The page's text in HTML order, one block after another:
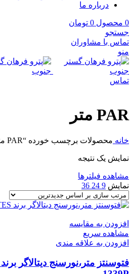
درباره ما
0 محصول 0 تومان
جستجو
تماس با مشاوران
منو
تماس
PAR متر
خانه محصولات برچسب خورده “PAR متر”
نمایش یک نتیجه
مشاهده فیلترها
نمایش 9
24
36
افزودن به مقایسه
مشاهده سریع
افزودن به علاقه مندی